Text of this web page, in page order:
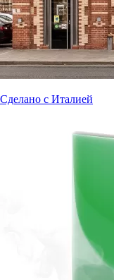
Сделано с Италией